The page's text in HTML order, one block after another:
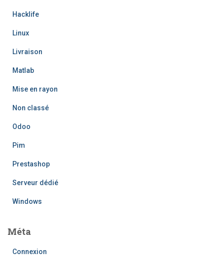
Hacklife
Linux
Livraison
Matlab
Mise en rayon
Non classé
Odoo
Pim
Prestashop
Serveur dédié
Windows
Méta
Connexion